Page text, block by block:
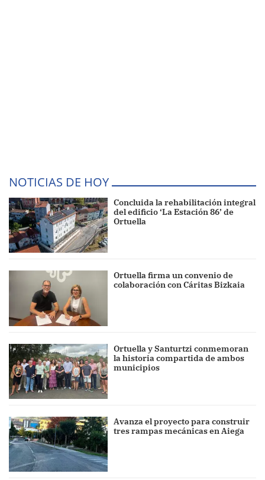
NOTICIAS DE HOY
Concluida la rehabilitación integral
del edificio ‘La Estación 86’ de
Ortuella
Ortuella firma un convenio de
colaboración con Cáritas Bizkaia
Ortuella y Santurtzi conmemoran
la historia compartida de ambos
municipios
Avanza el proyecto para construir
tres rampas mecánicas en Aiega